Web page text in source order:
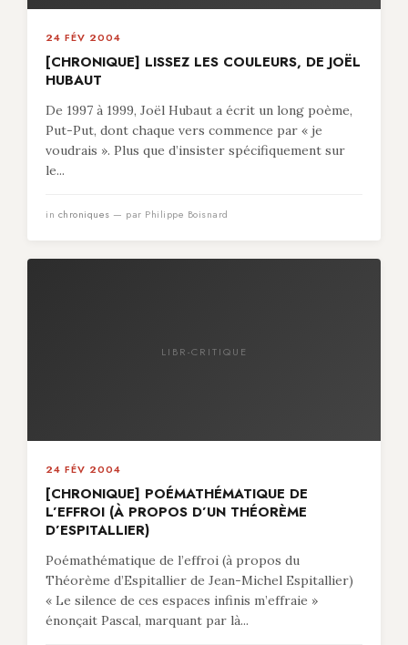
24 FÉV 2004
[CHRONIQUE] LISSEZ LES COULEURS, DE JOËL
HUBAUT
De 1997 à 1999, Joël Hubaut a écrit un long poème,
Put-Put, dont chaque vers commence par « je
voudrais ». Plus que d’insister spécifiquement sur
le...
in chroniques — par Philippe Boisnard
LIBR-CRITIQUE
24 FÉV 2004
[CHRONIQUE] POÉMATHÉMATIQUE DE
L’EFFROI (À PROPOS D’UN THÉORÈME
D’ESPITALLIER)
Poémathématique de l’effroi (à propos du
Théorème d’Espitallier de Jean-Michel Espitallier)
« Le silence de ces espaces infinis m’effraie »
énonçait Pascal, marquant par là...